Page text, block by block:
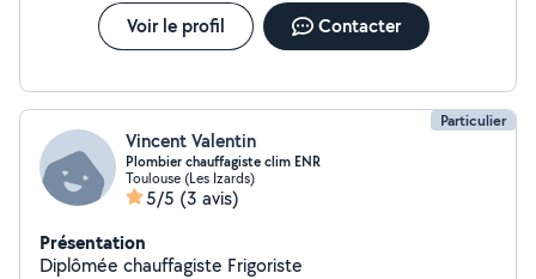
Voir le profil Contacter
Particulier
Vincent Valentin
Plombier chauffagiste clim ENR
Toulouse (Les Izards)
5/5 (3 avis)
Présentation
Diplômée chauffagiste Frigoriste